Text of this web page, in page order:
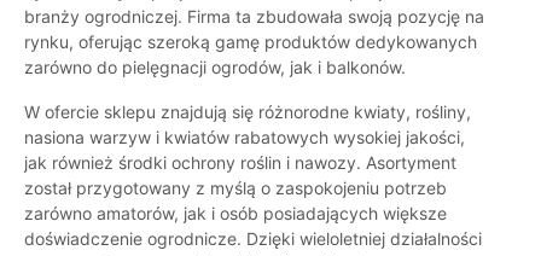
branży ogrodniczej. Firma ta zbudowała swoją pozycję na
rynku, oferując szeroką gamę produktów dedykowanych
zarówno do pielęgnacji ogrodów, jak i balkonów.
W ofercie sklepu znajdują się różnorodne kwiaty, rośliny,
nasiona warzyw i kwiatów rabatowych wysokiej jakości,
jak również środki ochrony roślin i nawozy. Asortyment
został przygotowany z myślą o zaspokojeniu potrzeb
zarówno amatorów, jak i osób posiadających większe
doświadczenie ogrodnicze. Dzięki wieloletniej działalności